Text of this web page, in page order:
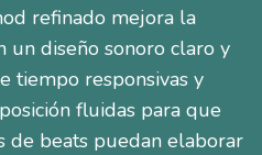
refinado mejora la
un diseño sonoro claro y
tiempo responsivas y
fluidas para que
de beats puedan elaborar